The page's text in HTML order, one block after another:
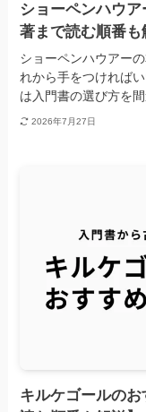
ショーペンハウ
著まで読む順番も
ショーペンハウアー
れから手をつければ
は入門書の選び方を
2026年7月27日
キルケゴールの